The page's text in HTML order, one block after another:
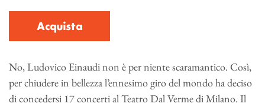
Acquista
No, Ludovico Einaudi non è per niente scaramantico. Così,
per chiudere in bellezza l’ennesimo giro del mondo ha deciso
di concedersi 17 concerti al Teatro Dal Verme di Milano. Il